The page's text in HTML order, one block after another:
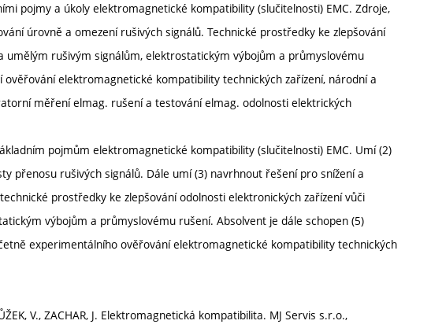
pojmy a úkoly elektromagnetické kompatibility (slučitelnosti) EMC. Zdroje,
úrovně a omezení rušivých signálů. Technické prostředky ke zlepšování
umělým rušivým signálům, elektrostatickým výbojům a průmyslovému
elektromagnetické kompatibility technických zařízení, národní a
měření elmag. rušení a testování elmag. odolnosti elektrických
pojmům elektromagnetické kompatibility (slučitelnosti) EMC. Umí (2)
přenosu rušivých signálů. Dále umí (3) navrhnout řešení pro snížení a
prostředky ke zlepšování odolnosti elektronických zařízení vůči
výbojům a průmyslovému rušení. Absolvent je dále schopen (5)
experimentálního ověřování elektromagnetické kompatibility technických
V., ZACHAR, J. Elektromagnetická kompatibilita. MJ Servis s.r.o.,